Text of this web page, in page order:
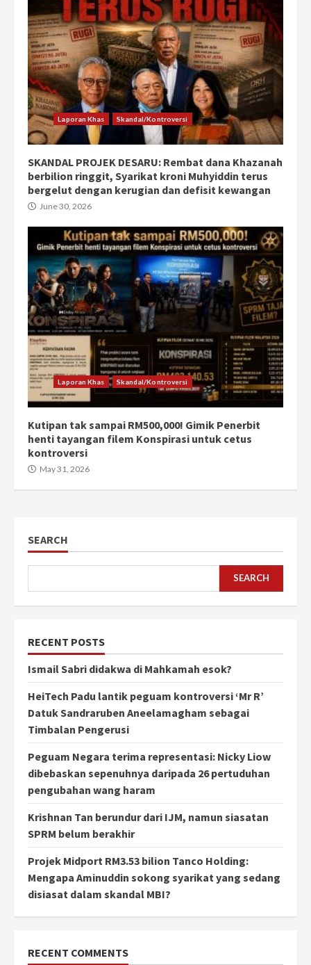
Laporan Khas Skandal/Kontroversi
SKANDAL PROJEK DESARU: Rembat dana Khazanah
berbilion ringgit, Syarikat kroni Muhyiddin terus
bergelut dengan kerugian dan defisit kewangan
June 30, 2026
Laporan Khas Skandal/Kontroversi
Kutipan tak sampai RM500,000! Gimik Penerbit
henti tayangan filem Konspirasi untuk cetus
kontroversi
May 31, 2026
SEARCH
SEARCH
RECENT POSTS
Ismail Sabri didakwa di Mahkamah esok?
HeiTech Padu lantik peguam kontroversi ‘Mr R’
Datuk Sandraruben Aneelamagham sebagai
Timbalan Pengerusi
Peguam Negara terima representasi: Nicky Liow
dibebaskan sepenuhnya daripada 26 pertuduhan
pengubahan wang haram
Krishnan Tan berundur dari IJM, namun siasatan
SPRM belum berakhir
Projek Midport RM3.53 bilion Tanco Holding:
Mengapa Aminuddin sokong syarikat yang sedang
disiasat dalam skandal MBI?
RECENT COMMENTS